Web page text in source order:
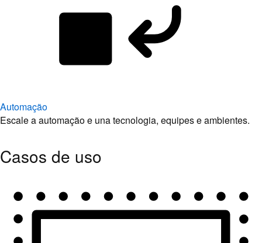
Automação
Escale a automação e una tecnologia, equipes e ambientes.
Casos de uso